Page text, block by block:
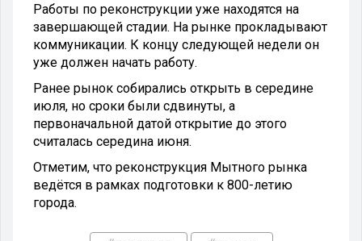
Работы по реконструкции уже находятся на
завершающей стадии. На рынке прокладывают
коммуникации. К концу следующей недели он
уже должен начать работу.
Ранее рынок собирались открыть в середине
июля, но сроки были сдвинуты, а
первоначальной датой открытие до этого
считалась середина июня.
Отметим, что реконструкция Мытного рынка
ведётся в рамках подготовки к 800-летию
города.